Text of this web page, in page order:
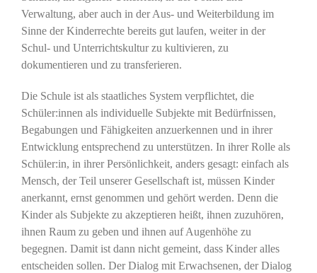
Verwaltung, aber auch in der Aus- und Weiterbildung im
Sinne der Kinderrechte bereits gut laufen, weiter in der
Schul- und Unterrichtskultur zu kultivieren, zu
dokumentieren und zu transferieren.
Die Schule ist als staatliches System verpflichtet, die
Schüler:innen als individuelle Subjekte mit Bedürfnissen,
Begabungen und Fähigkeiten anzuerkennen und in ihrer
Entwicklung entsprechend zu unterstützen. In ihrer Rolle als
Schüler:in, in ihrer Persönlichkeit, anders gesagt: einfach als
Mensch, der Teil unserer Gesellschaft ist, müssen Kinder
anerkannt, ernst genommen und gehört werden. Denn die
Kinder als Subjekte zu akzeptieren heißt, ihnen zuzuhören,
ihnen Raum zu geben und ihnen auf Augenhöhe zu
begegnen. Damit ist dann nicht gemeint, dass Kinder alles
entscheiden sollen. Der Dialog mit Erwachsenen, der Dialog